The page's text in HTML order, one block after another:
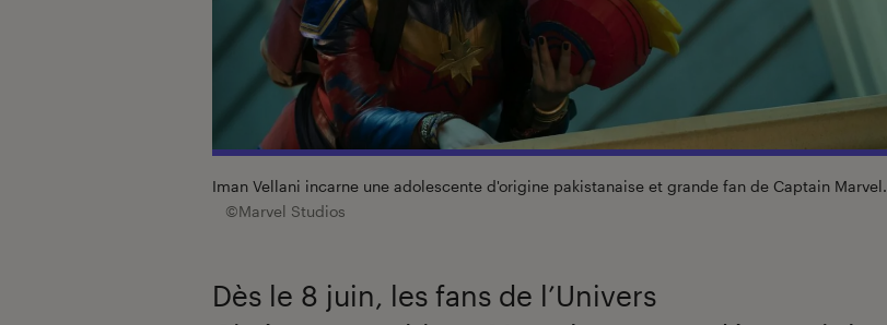
Iman Vellani incarne une adolescente d'origine pakistanaise et grande fan de Captain Marvel.
©Marvel Studios
Dès le 8 juin, les fans de l’Univers